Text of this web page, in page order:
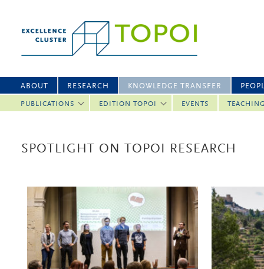
ABOUT RESEARCH KNOWLEDGE TRANSFER
PUBLICATIONS EDITION TOPOI EVENTS
SPOTLIGHT ON TOPOI RESEARCH